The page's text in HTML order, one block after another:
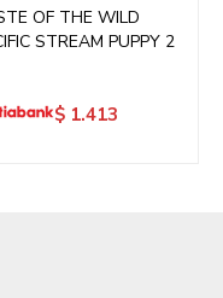
OF THE WILD
STREAM PUPPY 2
$ 1.413